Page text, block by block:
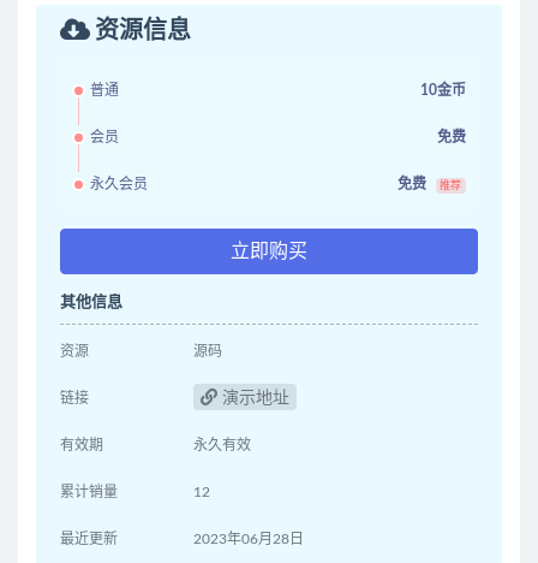
资源信息
普通 10金币
会员 免费
永久会员 免费 推荐
立即购买
其他信息
资源 源码
链接 演示地址
有效期 永久有效
累计销量 12
最近更新 2023年06月28日